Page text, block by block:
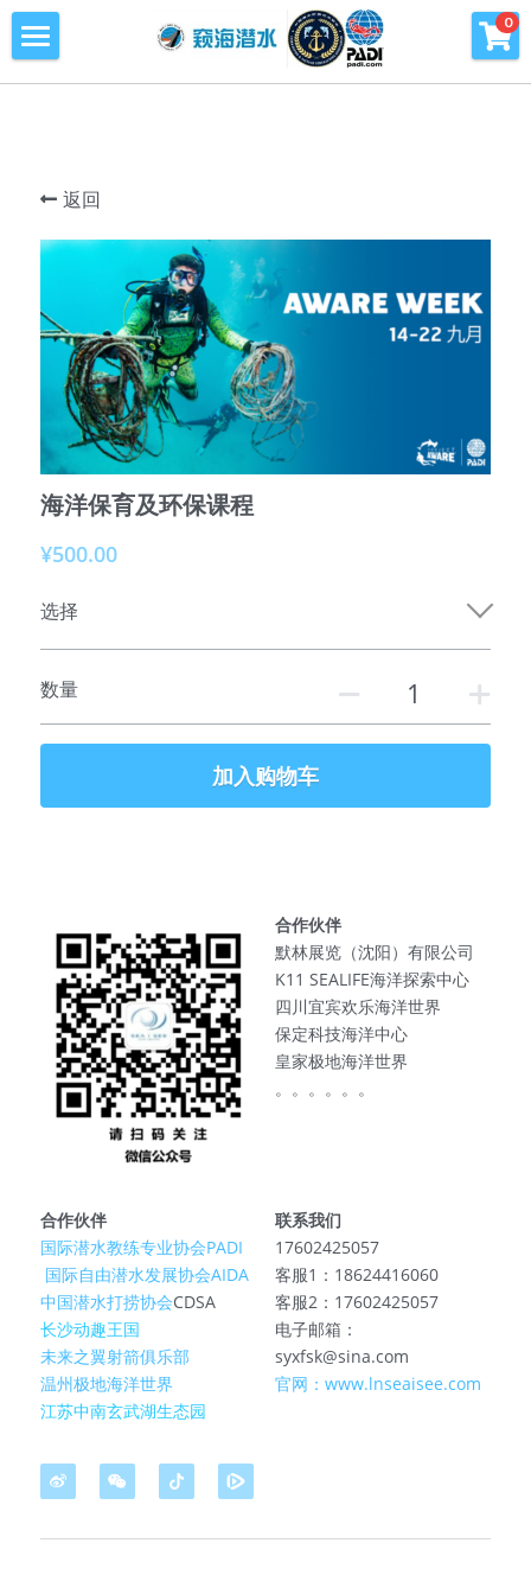
0
首页
潜水海洋公益环保
青少年潜水训练营
旅行及潜水旅行
窥海潜水训练基地
潜水知识库
PADI周边产品
会员专区
服务伙伴
特别推荐
联系我们
返回
海洋保育及环保课程
¥500.00
选择
数量
加入购物车
合作伙伴
默林展览（沈阳）有限公司
K11 SEALIFE海洋探索中心
四川宜宾欢乐海洋世界
保定科技海洋中心
皇家极地海洋世界
。。。。。。
合作伙伴
国际潜水教练专业协会PADI
国际自由潜水发展协会AIDA
中国潜水打捞协会CDSA
长沙动趣王国
未来之翼射箭俱乐部
温州极地海洋世界
江苏中南玄武湖生态园
联系我们
17602425057
客服1：18624416060
客服2：17602425057
电子邮箱：
syxfsk@sina.com
官网：www.lnseaisee.com
×
商品分类